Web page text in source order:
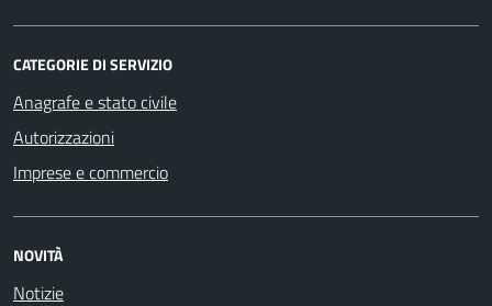
CATEGORIE DI SERVIZIO
Anagrafe e stato civile
Autorizzazioni
Imprese e commercio
NOVITÀ
Notizie